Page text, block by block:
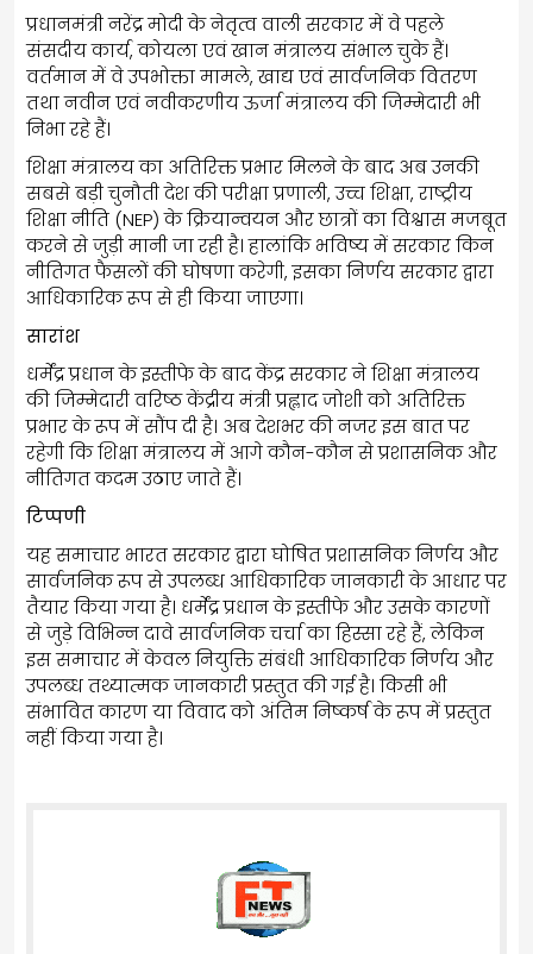
प्रधानमंत्री नरेंद्र मोदी के नेतृत्व वाली सरकार में वे पहले
संसदीय कार्य, कोयला एवं खान मंत्रालय संभाल चुके हैं।
वर्तमान में वे उपभोक्ता मामले, खाद्य एवं सार्वजनिक वितरण
तथा नवीन एवं नवीकरणीय ऊर्जा मंत्रालय की जिम्मेदारी भी
निभा रहे हैं।
शिक्षा मंत्रालय का अतिरिक्त प्रभार मिलने के बाद अब उनकी
सबसे बड़ी चुनौती देश की परीक्षा प्रणाली, उच्च शिक्षा, राष्ट्रीय
शिक्षा नीति (NEP) के क्रियान्वयन और छात्रों का विश्वास मजबूत
करने से जुड़ी मानी जा रही है। हालांकि भविष्य में सरकार किन
नीतिगत फैसलों की घोषणा करेगी, इसका निर्णय सरकार द्वारा
आधिकारिक रूप से ही किया जाएगा।
सारांश
धर्मेंद्र प्रधान के इस्तीफे के बाद केंद्र सरकार ने शिक्षा मंत्रालय
की जिम्मेदारी वरिष्ठ केंद्रीय मंत्री प्रह्लाद जोशी को अतिरिक्त
प्रभार के रूप में सौंप दी है। अब देशभर की नजर इस बात पर
रहेगी कि शिक्षा मंत्रालय में आगे कौन-कौन से प्रशासनिक और
नीतिगत कदम उठाए जाते हैं।
टिप्पणी
यह समाचार भारत सरकार द्वारा घोषित प्रशासनिक निर्णय और
सार्वजनिक रूप से उपलब्ध आधिकारिक जानकारी के आधार पर
तैयार किया गया है। धर्मेंद्र प्रधान के इस्तीफे और उसके कारणों
से जुड़े विभिन्न दावे सार्वजनिक चर्चा का हिस्सा रहे हैं, लेकिन
इस समाचार में केवल नियुक्ति संबंधी आधिकारिक निर्णय और
उपलब्ध तथ्यात्मक जानकारी प्रस्तुत की गई है। किसी भी
संभावित कारण या विवाद को अंतिम निष्कर्ष के रूप में प्रस्तुत
नहीं किया गया है।